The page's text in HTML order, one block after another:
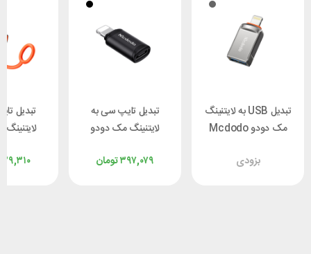
تبدیل USB به لایتنینگ
مک دودو Mcdodo
بزودی
تبدیل تایپ سی به
لایتنینگ مک دودو
تومان۳۹۷,۰۷۹
تبدیل
توان 36 وات